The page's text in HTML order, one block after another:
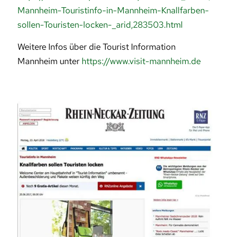
Mannheim-Touristinfo-in-Mannheim-Knallfarben-
sollen-Touristen-locken-_arid,283503.html
Weitere Infos über die Tourist Information
Mannheim unter https://www.visit-mannheim.de